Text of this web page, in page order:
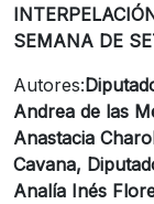
SEMANA DE
Autores:
Andrea de las
Anastacia
Cavana,
Analía Inés